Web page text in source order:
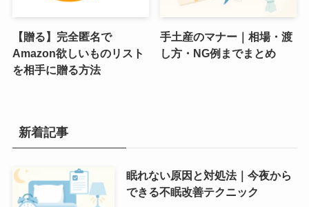
【贈る】完全匿名で
Amazon欲しいものリスト
を相手に贈る方法
手土産のマナー｜相場・渡
し方・NG例までまとめ
新着記事
眠れない原因と対処法｜今夜から
できる不眠改善テクニック